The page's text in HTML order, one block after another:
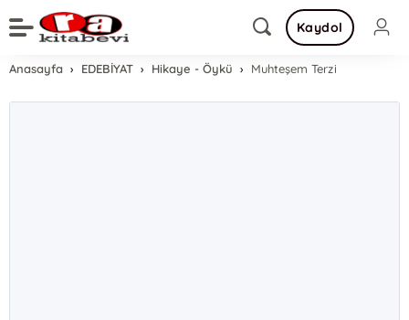
Kaydol
Anasayfa EDEBİYAT Hikaye - Öykü Muhteşem Terzi